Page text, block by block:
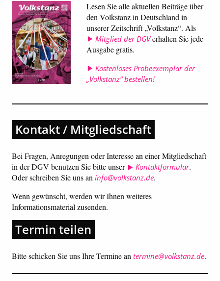
Lesen Sie alle aktuellen Beiträge über
den Volkstanz in Deutschland in
unserer Zeitschrift „Volkstanz“. Als
Mitglied der DGVerhalten Sie jede
Ausgabe gratis.
Kostenloses Probeexemplar der
„Volkstanz“ bestellen!
Kontakt / Mitgliedschaft
Bei Fragen, Anregungen oder Interesse an einer Mitgliedschaft
in der DGV benutzen Sie bitte unser
Kontaktformular.
Oder schreiben Sie uns an info@volkstanz.de.
Wenn gewünscht, werden wir Ihnen weiteres
Informationsmaterial zusenden.
Termin teilen
Bitte schicken Sie uns Ihre Termine an termine@volkstanz.de.